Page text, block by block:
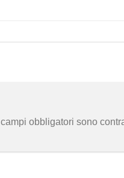
I campi obbligatori sono